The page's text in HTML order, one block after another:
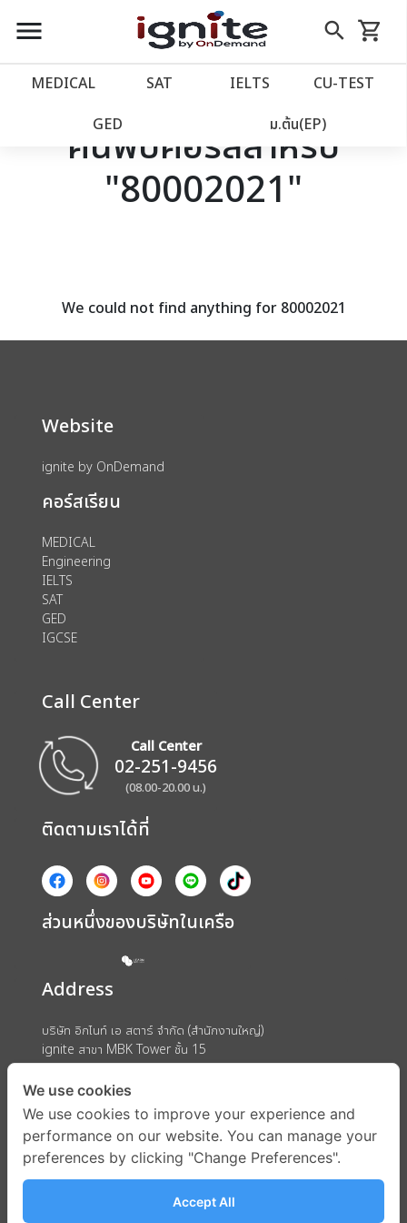
close
account_balance หน้าแรก
เว็บไซต์อิกไนท์
โปรโมชั่น
assignment ลงทะเบียน
menu search
Skip
to
shopping_cart
รถเข็น
MEDICAL SAT IELTS CU‑TEST
GED ม.ต้น(EP)
ค้นพบคอร์สสำหรับ
"80002021"
We could not find anything for 80002021
Website
ignite by OnDemand
คอร์สเรียน
MEDICAL
Engineering
IELTS
SAT
GED
IGCSE
Call Center
Call Center
02-251-9456
(08.00-20.00 น.)
ติดตามเราได้ที่
ส่วนหนึ่งของบริษัทในเครือ
Address
บริษัท อิกไนท์ เอ สตาร์ จำกัด (สำนักงานใหญ่)
ignite สาขา MBK Tower ชั้น 15
ถนนพญาไท แขวงวังใหม่ เขตปทุมวัน กรุงเทพมหานคร 10330
We use cookies
We use cookies to improve your experience and
performance on our website. You can manage your
preferences by clicking "Change Preferences".
Accept All